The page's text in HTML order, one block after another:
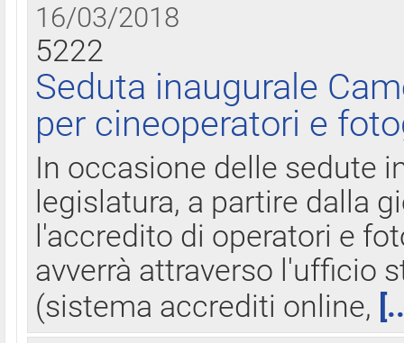
16/03/2018
5222
Seduta inaugurale
per cineoperatori e
In occasione delle sedute
legislatura, a partire dalla
l'accredito di operatori e
avverrà attraverso l'ufficio
(sistema accrediti online,